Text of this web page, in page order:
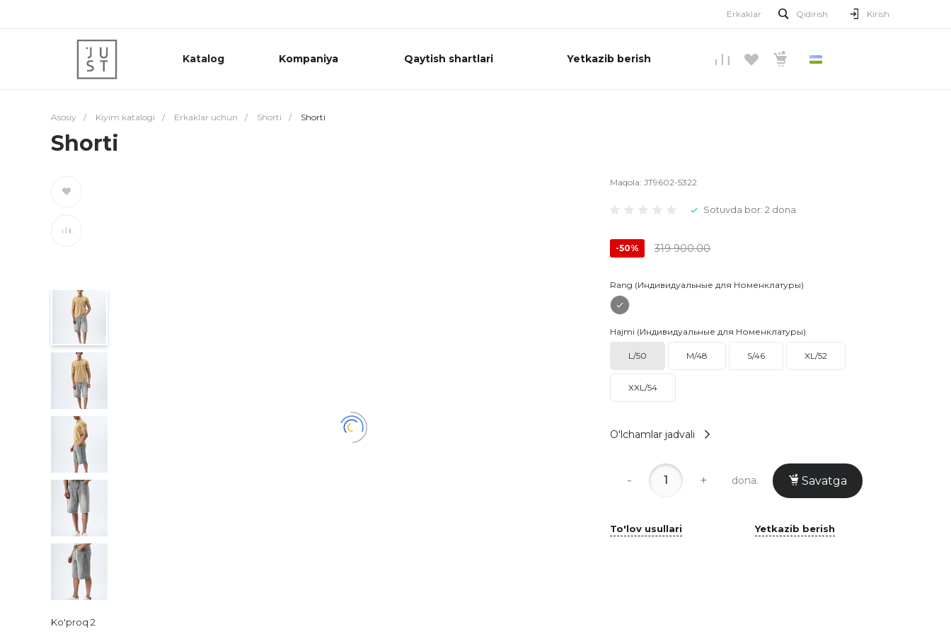
Erkaklar Qidirish Kirish
Katalog Kompaniya Qaytish shartlari Yetkazib berish
Asosiy / Kiyim katalogi / Erkaklar uchun / Shorti / Shorti
Shorti
Ko'proq 2
Maqola: JT9602-5322
Sotuvda bor: 2 dona.
-50% 319 900.00
Rang (Индивидуальные для Номенклатуры)
Hajmi (Индивидуальные для Номенклатуры)
L/50 M/48 S/46 XL/52
XXL/54
O'lchamlar jadvali
- + dona. Savatga
To'lov usullari Yetkazib berish